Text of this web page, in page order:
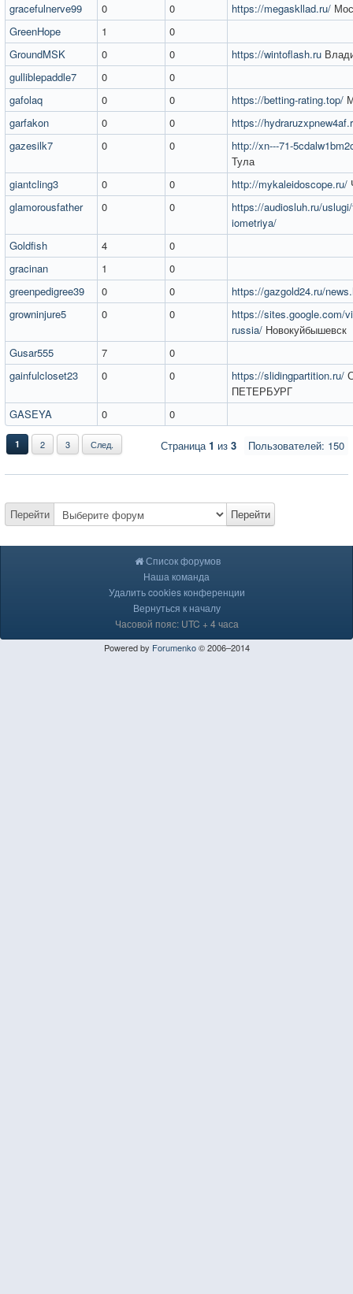
gracefulnerve99
0 0 https://megaskllad.ru/
GreenHope
1
0
GroundMSK
0 0 https://wintoflash.ru
gulliblepaddle7
0
0
gafolaq
0 0 https://betting-rating.top/
garfakon
0 0
https://
gazesilk7
0 0
http://xn---71-
Тула
giantcling3
0 0 http://mykaleidoscope.ru/
glamorousfather
0 0
https://audiosluh.ru/
iometriya/
Goldfish
4
0
gracinan
1
0
greenpedigree39
0 0
https://gazgold24.ru/
growninjure5
0 0
https://sites.google.com/
russia/ Новокуйбышевск
Gusar555
7
0
gainfulcloset23
0 0 https://slidingpartition.ru/
ПЕТЕРБУРГ
GASEYA
0 0
Пользователей: 150
1 2 3 След. Страница1 из 3
Перейти Перейти
Список форумов
Наша команда
Удалить cookies конференции
Вернуться к началу
Часовой пояс: UTC + 4 часа
Powered by Forumenko© 2006–2014